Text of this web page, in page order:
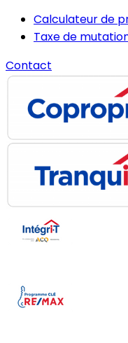
Calculateur de
Taxe de
Contact